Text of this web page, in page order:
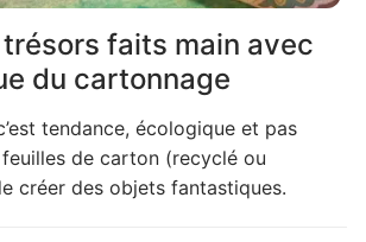
faits main avec
du cartonnage
tendance, écologique et pas
de carton (recyclé ou
créer des objets fantastiques.